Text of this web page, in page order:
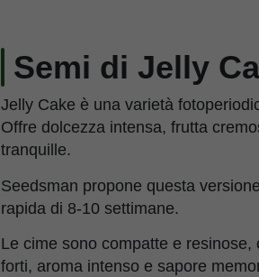
Semi di Jelly
Jelly Cake è una varietà
Offre dolcezza intensa, frutta
tranquille.
Seedsman propone questa
rapida di 8-10 settimane.
Le cime sono compatte e
forti, aroma intenso e sapore